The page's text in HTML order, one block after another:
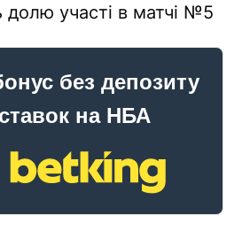
участі в матчі №5
без депозиту
на НБА